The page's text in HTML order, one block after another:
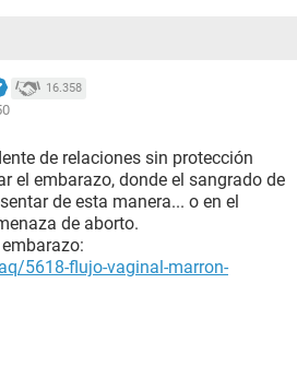
16.358
de relaciones sin protección
el embarazo, donde el sangrado de
de esta manera... o en el
de aborto.
5618-flujo-vaginal-marron-